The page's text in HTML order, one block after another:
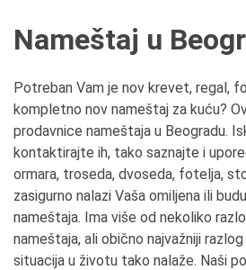
Nameštaj u
Potreban Vam je nov krevet, regal,
kompletno nov nameštaj za kuću?
prodavnice nameštaja u Beogradu.
kontaktirajte ih, tako saznajte i
ormara, troseda, dvoseda, fotelja,
zasigurno nalazi Vaša omiljena ili
nameštaja. Ima više od nekoliko
nameštaja, ali obično najvažniji
situacija u životu tako nalaže. Naši